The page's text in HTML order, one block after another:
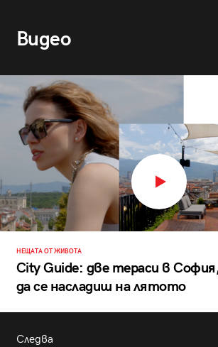
Видео
НЕЩАТА ОТ ЖИВОТА
City Guide: две тераси в
да се насладиш на лятото
Следва